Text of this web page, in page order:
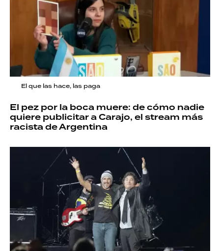
El que las hace, las paga
El pez por la boca muere: de cómo nadie
quiere publicitar a Carajo, el stream más
racista de Argentina